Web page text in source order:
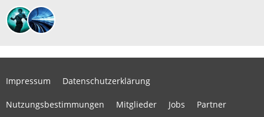
Impressum Datenschutzerklärung
Nutzungsbestimmungen Mitglieder Jobs Partner